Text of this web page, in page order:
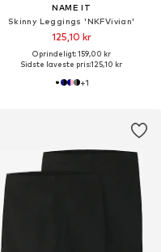
NAME IT
Skinny Leggings 'NKFVivian'
125,10 kr
Oprindeligt: 159,00 kr
Sidste laveste pris:125,10 kr
+1